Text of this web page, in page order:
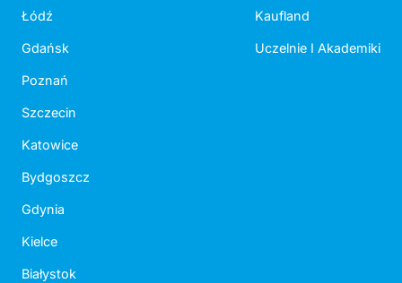
Łódź
Gdańsk
Poznań
Szczecin
Katowice
Bydgoszcz
Gdynia
Kielce
Białystok
Kaufland
Uczelnie I Akademiki